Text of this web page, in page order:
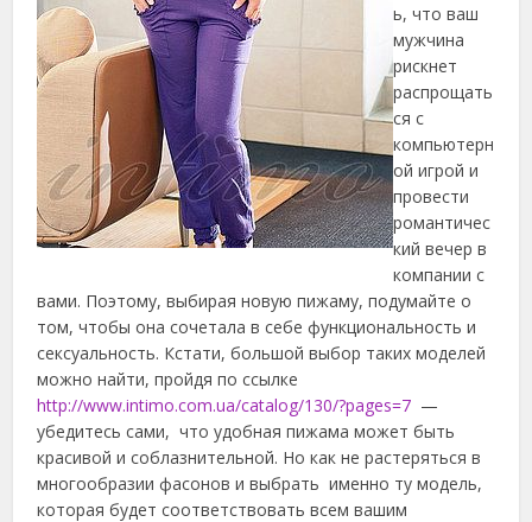
ь, что ваш
мужчина
рискнет
распрощать
ся с
компьютерн
ой игрой и
провести
романтичес
кий вечер в
компании с
вами. Поэтому, выбирая новую пижаму, подумайте о
том, чтобы она сочетала в себе функциональность и
сексуальность. Кстати, большой выбор таких моделей
можно найти, пройдя по ссылке
http://www.intimo.com.ua/catalog/130/?pages=7 —
убедитесь сами, что удобная пижама может быть
красивой и соблазнительной. Но как не растеряться в
многообразии фасонов и выбрать именно ту модель,
которая будет соответствовать всем вашим